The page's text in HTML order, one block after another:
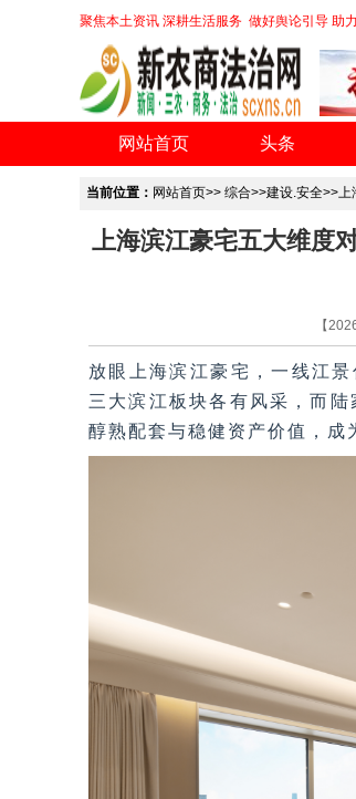
聚焦本土资讯 深耕生活服务 做好舆论引导 助
网站首页 头条
当前位置： 网站首页>> 综合>>建设.安全>>上
上海滨江豪宅五大维度
【
放眼上海滨江豪宅，一线江
三大滨江板块各有风采，而
醇熟配套与稳健资产价值，成